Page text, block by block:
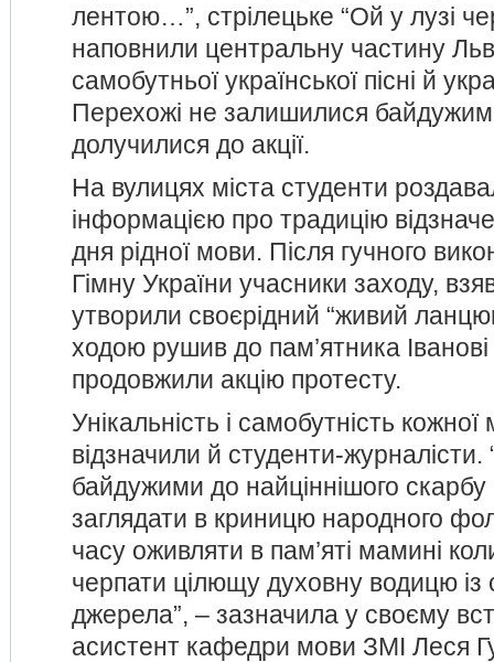
лентою…”, стрілецьке “Ой у лузі
наповнили центральну частину
самобутньої української пісні й
Перехожі не залишилися
долучилися до акції.
На вулицях міста студенти
інформацією про традицію
дня рідної мови. Після гучного
Гімну України учасники заходу,
утворили своєрідний “живий
ходою рушив до пам’ятника
продовжили акцію протесту.
Унікальність і самобутність кожної
відзначили й студенти-
байдужими до найціннішого скарбу
заглядати в криницю народного
часу оживляти в пам’яті мамині
черпати цілющу духовну водицю із
джерела”, – зазначила у своєму
асистент кафедри мови ЗМІ Леся